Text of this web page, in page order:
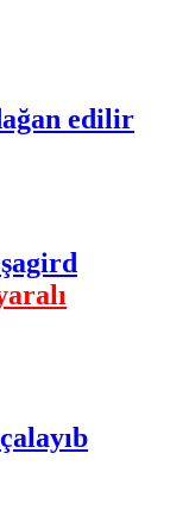
edilir